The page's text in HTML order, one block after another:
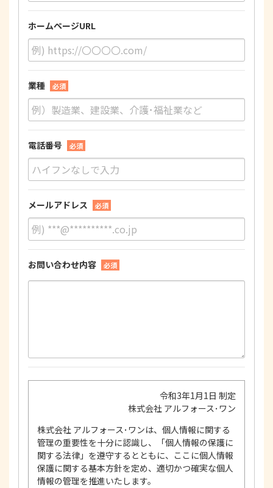
ホームページURL
業種 必須
電話番号 必須
メールアドレス 必須
お問い合わせ内容 必須
令和3年1月1日 制定
株式会社 アルフォース･ワン
株式会社 アルフォース･ワンは、個人情報に関する
管理の重要性を十分に認識し、「個人情報の保護に
関する法律」を遵守するとともに、ここに個人情報
保護に関する基本方針を定め、適切かつ確実な個人
情報の管理を推進いたします。